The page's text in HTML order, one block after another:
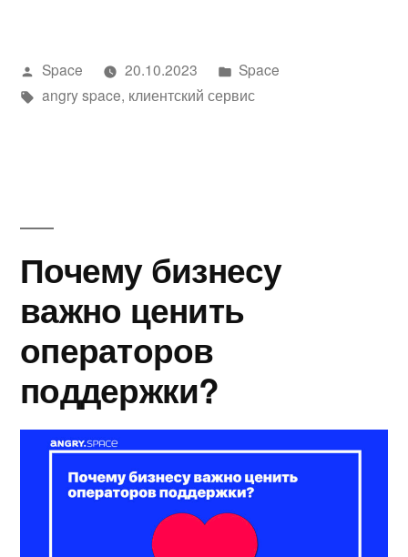
Написано
автором
Space 20.10.2023
Написано
в
Space
Метки:
angry space, клиентский сервис
Почему бизнесу
важно ценить
операторов
поддержки?